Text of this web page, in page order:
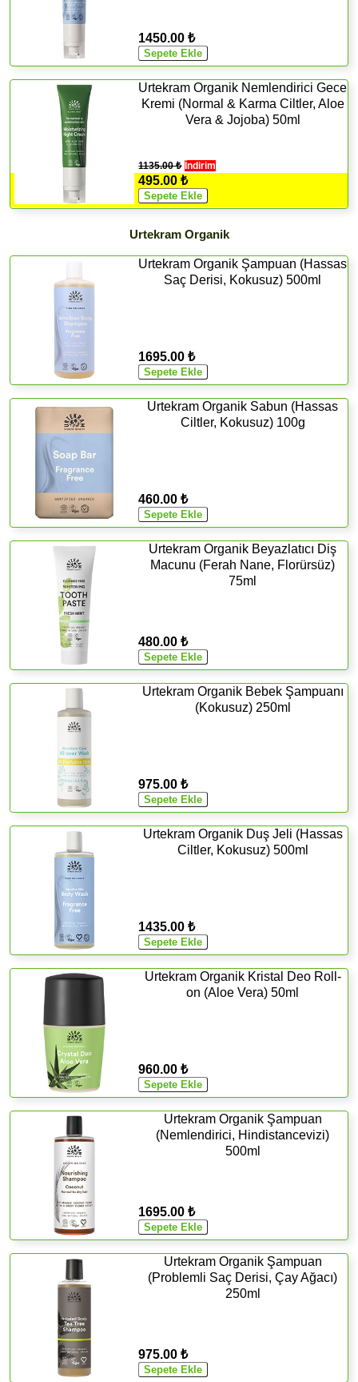
1450.00 ₺
Urtekram Organik Nemlendirici Gece
Kremi (Normal & Karma Ciltler, Aloe
Vera & Jojoba) 50ml
1135.00 ₺ İndirim
495.00 ₺
Urtekram Organik
Urtekram Organik Şampuan (Hassas
Saç Derisi, Kokusuz) 500ml
1695.00 ₺
Urtekram Organik Sabun (Hassas
Ciltler, Kokusuz) 100g
460.00 ₺
Urtekram Organik Beyazlatıcı Diş
Macunu (Ferah Nane, Florürsüz)
75ml
480.00 ₺
Urtekram Organik Bebek Şampuanı
(Kokusuz) 250ml
975.00 ₺
Urtekram Organik Duş Jeli (Hassas
Ciltler, Kokusuz) 500ml
1435.00 ₺
Urtekram Organik Kristal Deo Roll-
on (Aloe Vera) 50ml
960.00 ₺
Urtekram Organik Şampuan
(Nemlendirici, Hindistancevizi)
500ml
1695.00 ₺
Urtekram Organik Şampuan
(Problemli Saç Derisi, Çay Ağacı)
250ml
975.00 ₺